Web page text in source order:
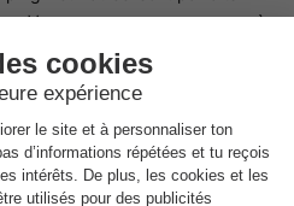
Vous pouvez vous promener à
de l'Achterhoek, par exemple
Des villes comme
à proximité et vous
en Allemagne.